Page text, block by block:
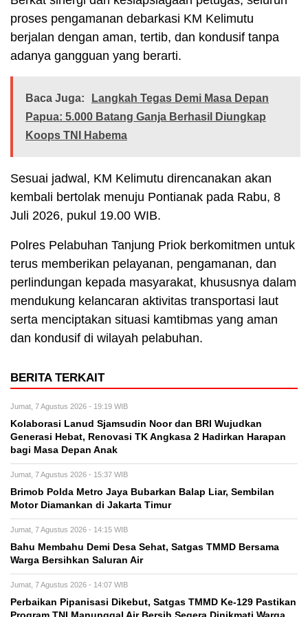
proses pengamanan debarkasi KM Kelimutu
berjalan dengan aman, tertib, dan kondusif tanpa
adanya gangguan yang berarti.
Baca Juga:
Langkah Tegas Demi Masa Depan
Papua: 5.000 Batang Ganja Berhasil Diungkap
Koops TNI Habema
Sesuai jadwal, KM Kelimutu direncanakan akan
kembali bertolak menuju Pontianak pada Rabu, 8
Juli 2026, pukul 19.00 WIB.
Polres Pelabuhan Tanjung Priok berkomitmen untuk
terus memberikan pelayanan, pengamanan, dan
perlindungan kepada masyarakat, khususnya dalam
mendukung kelancaran aktivitas transportasi laut
serta menciptakan situasi kamtibmas yang aman
dan kondusif di wilayah pelabuhan.
BERITA TERKAIT
Jumat, 7 Agustus 2026 - 19:19 WIB
Kolaborasi Lanud Sjamsudin Noor dan BRI Wujudkan
Generasi Hebat, Renovasi TK Angkasa 2 Hadirkan Harapan
bagi Masa Depan Anak
Jumat, 7 Agustus 2026 - 15:37 WIB
Brimob Polda Metro Jaya Bubarkan Balap Liar, Sembilan
Motor Diamankan di Jakarta Timur
Jumat, 7 Agustus 2026 - 14:15 WIB
Bahu Membahu Demi Desa Sehat, Satgas TMMD Bersama
Warga Bersihkan Saluran Air
Jumat, 7 Agustus 2026 - 14:07 WIB
Perbaikan Pipanisasi Dikebut, Satgas TMMD Ke-129 Pastikan